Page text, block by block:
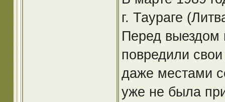
г. Таураге
Перед выездом
повредили
даже местами
уже не была